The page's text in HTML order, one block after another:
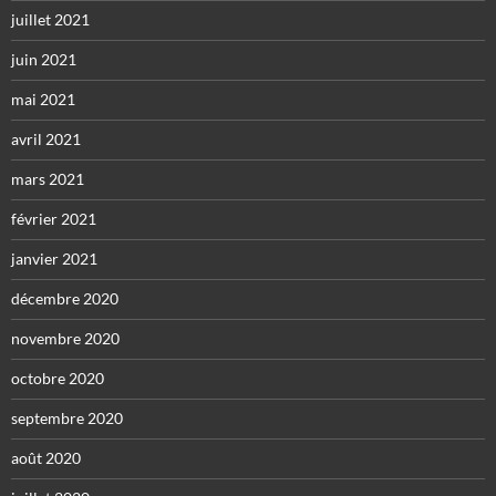
juillet 2021
juin 2021
mai 2021
avril 2021
mars 2021
février 2021
janvier 2021
décembre 2020
novembre 2020
octobre 2020
septembre 2020
août 2020